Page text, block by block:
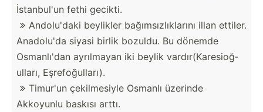
İstanb­ul'un fethi gecikti.
 Andolu­'daki beylikler bağıms­ızl­ıkl­arını illan ettiler.
Anadolu'da siyasi birlik bozuldu. Bu dönemde
Osmanl­ı'dan ayrılmayan iki beylik vardır­(Ka­res­ioğ­
ulları, Eşrefo­ğul­ları).
 Timur'un çekilm­esiyle Osmanlı üzerinde
Akkoyunlu baskısı arttı.